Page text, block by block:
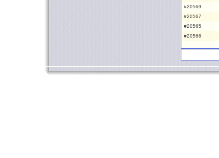
#20569
#20567
#20565
#20566